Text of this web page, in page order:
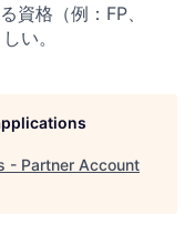
資格（例：FP、
い。
- Partner Account